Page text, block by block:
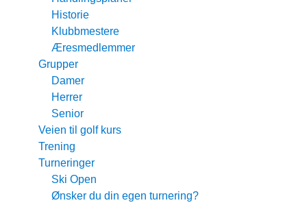
Historie
Klubbmestere
Æresmedlemmer
Grupper
Damer
Herrer
Senior
Veien til golf kurs
Trening
Turneringer
Ski Open
Ønsker du din egen turnering?